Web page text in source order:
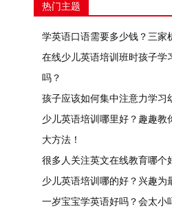
热门主题
学英语口语需要多少钱？三家
在线少儿英语培训班时孩子学
吗？
孩子应该如何集中注意力学习
少儿英语培训哪里好？趣趣教
大方法！
很多人关注英文在线教育哪个
少儿英语培训哪的好？兴趣为
一岁宝宝学英语好吗？会太小